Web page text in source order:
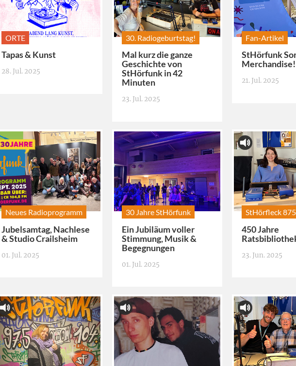
ORTE
Tapas & Kunst
28. Jul. 2025
30. Radiogeburtstag!
Mal kurz die ganze
Geschichte von
StHörfunk in 42
Minuten
23. Jul. 2025
Fan-Artikel
StHörfunk
Merchandise!
21. Jul. 2025
Neues Radioprogramm
Jubelsamtag, Nachlese
& Studio Crailsheim
01. Jul. 2025
30 Jahre StHörfunk
Ein Jubiläum voller
Stimmung, Musik &
Begegnungen
01. Jul. 2025
StHörfleck 875
450 Jahre
23. Jun. 2025